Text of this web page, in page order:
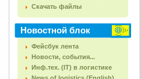
Скачать файлы
Новостной блок
Фейсбук лента
Новости, события...
Инф.тех. (IT) в логистике